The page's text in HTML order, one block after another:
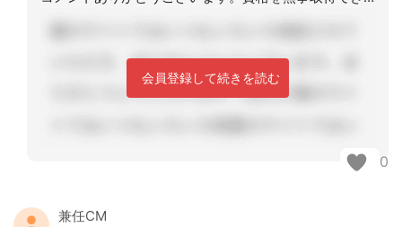
会員登録して続きを読む
0
兼任CM